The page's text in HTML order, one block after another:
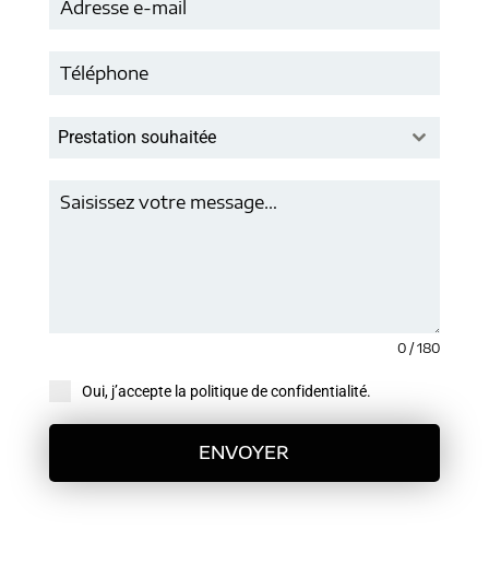
Prestation souhaitée
0 / 180
Oui, j’accepte la politique de confidentialité.
ENVOYER